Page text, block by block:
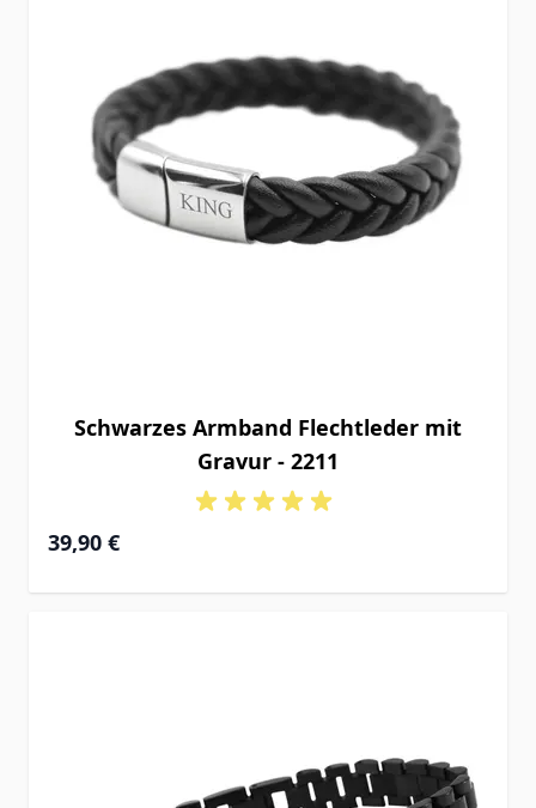
Schwarzes Armband Flechtleder mit
Gravur - 2211
39,90 €